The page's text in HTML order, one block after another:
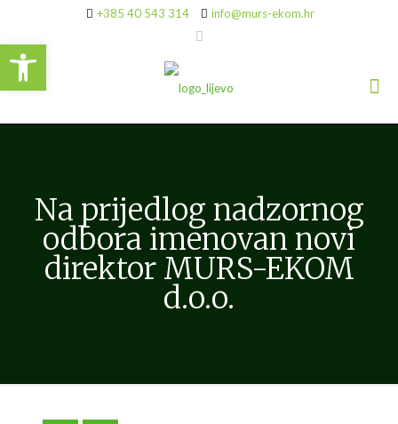
Open toolbar
+385 40 543 314 info@murs-ekom.hr
Na prijedlog nadzornog
odbora imenovan novi
direktor MURS-EKOM
d.o.o.